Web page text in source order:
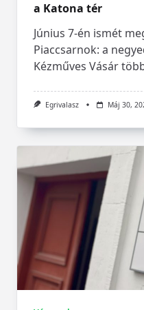
a Katona tér
Június 7-én ismét
Piaccsarnok: a
Kézműves Vásár
Egrivalasz Máj 30,